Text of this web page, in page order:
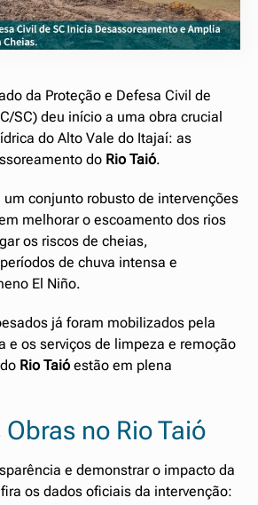
da Proteção e Defesa Civil de
SC) deu início a uma obra crucial
do Alto Vale do Itajaí: as
do Rio Taió.
conjunto robusto de intervenções
melhorar o escoamento dos rios
os riscos de cheias,
de chuva intensa e
El Niño.
já foram mobilizados pela
e os serviços de limpeza e remoção
Rio Taió estão em plena
no Rio Taió
e demonstrar o impacto da
os dados oficiais da intervenção: